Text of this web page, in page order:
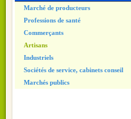
Marché de producteurs
Professions de santé
Commerçants
Artisans
Industriels
Sociétés de service, cabinets conseil
Marchés publics